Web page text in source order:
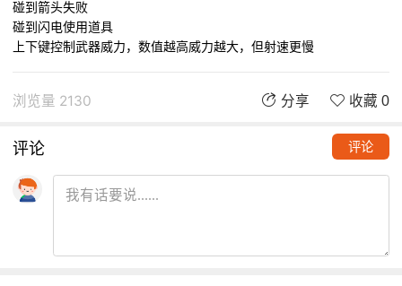
碰到箭头失败
碰到闪电使用道具
上下键控制武器威力，数值越高威力越大，但射速更慢
浏览量 2130 分享 收藏 0
评论 评论